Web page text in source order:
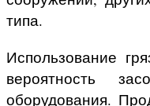
типа.
Использование
вероятность
оборудования.